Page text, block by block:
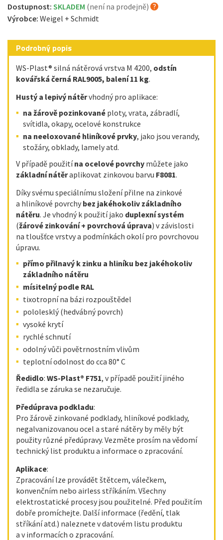
Dostupnost: SKLADEM (není na prodejně)
Výrobce: Weigel + Schmidt
Podrobný popis
WS-Plast® silná nátěrová vrstva M 4200, odstín
kovářská černá RAL9005, balení 11 kg.
Hustý a lepivý nátěrvhodný pro aplikace:
na žárově pozinkované ploty, vrata, zábradlí,
svítidla, okapy, ocelové konstrukce
na neeloxované hliníkové prvky, jako jsou verandy,
stožáry, obklady, lamely atd.
V případě použitína ocelové povrchy můžete jako
základní nátěraplikovat zinkovou barvu F8081.
Díky svému speciálnímu složení přilne na zinkové
a hliníkové povrchy bez jakéhokoliv základního
nátěru. Je vhodný k použití jako duplexní systém
(žárové zinkování + povrchová úprava) v závislosti
na tloušťce vrstvy a podmínkách okolí pro povrchovou
úpravu.
přímo přilnavý k zinku a hliníku bez jakéhokoliv
základního nátěru
mísitelný podle RAL
tixotropní na bázi rozpouštědel
pololesklý (hedvábný povrch)
vysoké krytí
rychlé schnutí
odolný vůči povětrnostním vlivům
teplotní odolnost do cca 80° C
Ředidlo: WS-Plast® F751, v případě použití jiného
ředidla se záruka se nezaručuje.
Předúprava podkladu:
Pro žárově zinkované podklady, hliníkové podklady,
negalvanizovanou ocel a staré nátěry by měly být
použity různé předúpravy. Vezměte prosím na vědomí
technický list produktu a informace o zpracování.
Aplikace:
Zpracování lze provádět štětcem, válečkem,
konvenčním nebo airless stříkáním. Všechny
elektrostatické procesy jsou použitelné. Před použitím
dobře promíchejte. Další informace (ředění, tlak
stříkání atd.) naleznete v datovém listu produktu
a v informacích o zpracování.